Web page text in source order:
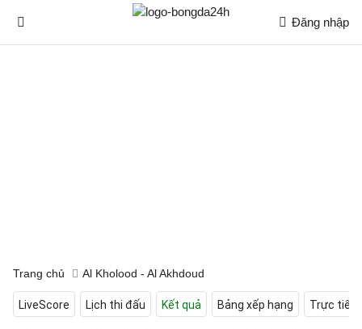
Đăng nhập
Trang chủ Al Kholood - Al Akhdoud
LiveScore Lịch thi đấu Kết quả Bảng xếp hạng Trực tiếp